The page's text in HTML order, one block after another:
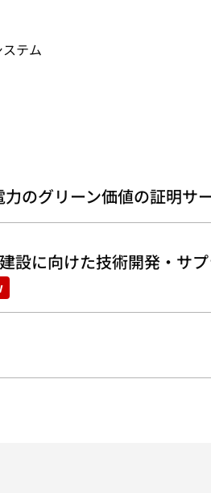
テム
のグリーン価値の証明サ
設に向けた技術開発・サ